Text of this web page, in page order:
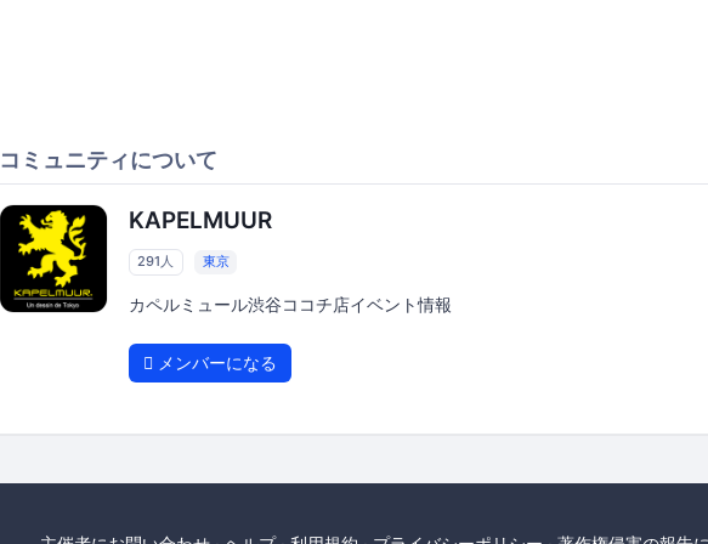
コミュニティについて
KAPELMUUR
291人 東京
カペルミュール渋谷ココチ店イベント情報
メンバーになる